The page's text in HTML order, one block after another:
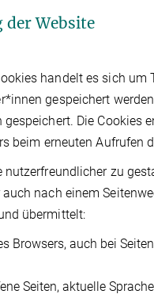
Website
handelt es sich
gespeichert
Die Cookies
beim erneuten Aufrufen
zu
nach einem
übermittelt:
Browsers, auch bei
Seiten, aktuelle